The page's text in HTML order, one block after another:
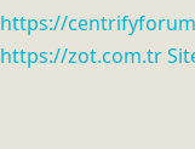
https://
https://zot.com.tr